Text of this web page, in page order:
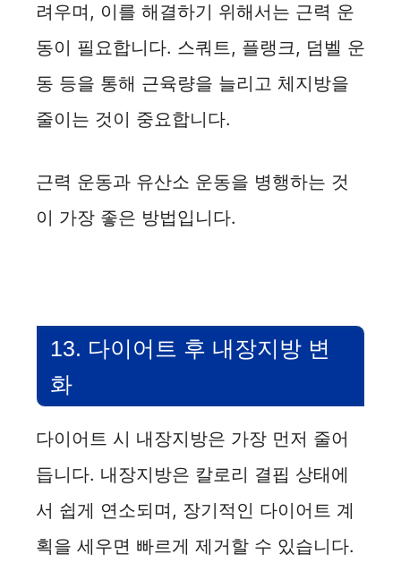
려우며, 이를 해결하기 위해서는 근력 운
동이 필요합니다. 스쿼트, 플랭크, 덤벨 운
동 등을 통해 근육량을 늘리고 체지방을
줄이는 것이 중요합니다.
근력 운동과 유산소 운동을 병행하는 것
이 가장 좋은 방법입니다.
13. 다이어트 후 내장지방 변
화
다이어트 시 내장지방은 가장 먼저 줄어
듭니다. 내장지방은 칼로리 결핍 상태에
서 쉽게 연소되며, 장기적인 다이어트 계
획을 세우면 빠르게 제거할 수 있습니다.